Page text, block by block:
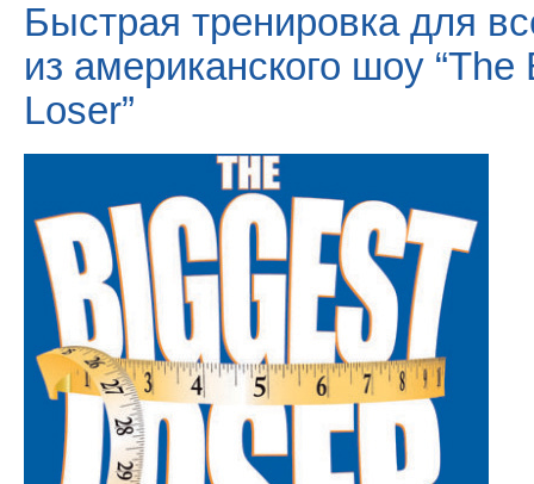
Быстрая тренировка для
из американского шоу “The
Loser”